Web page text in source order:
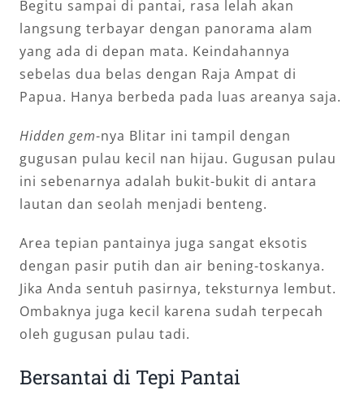
Begitu sampai di pantai, rasa lelah akan
langsung terbayar dengan panorama alam
yang ada di depan mata. Keindahannya
sebelas dua belas dengan Raja Ampat di
Papua. Hanya berbeda pada luas areanya saja.
Hidden gem-nya Blitar ini tampil dengan
gugusan pulau kecil nan hijau. Gugusan pulau
ini sebenarnya adalah bukit-bukit di antara
lautan dan seolah menjadi benteng.
Area tepian pantainya juga sangat eksotis
dengan pasir putih dan air bening-toskanya.
Jika Anda sentuh pasirnya, teksturnya lembut.
Ombaknya juga kecil karena sudah terpecah
oleh gugusan pulau tadi.
Bersantai di Tepi Pantai